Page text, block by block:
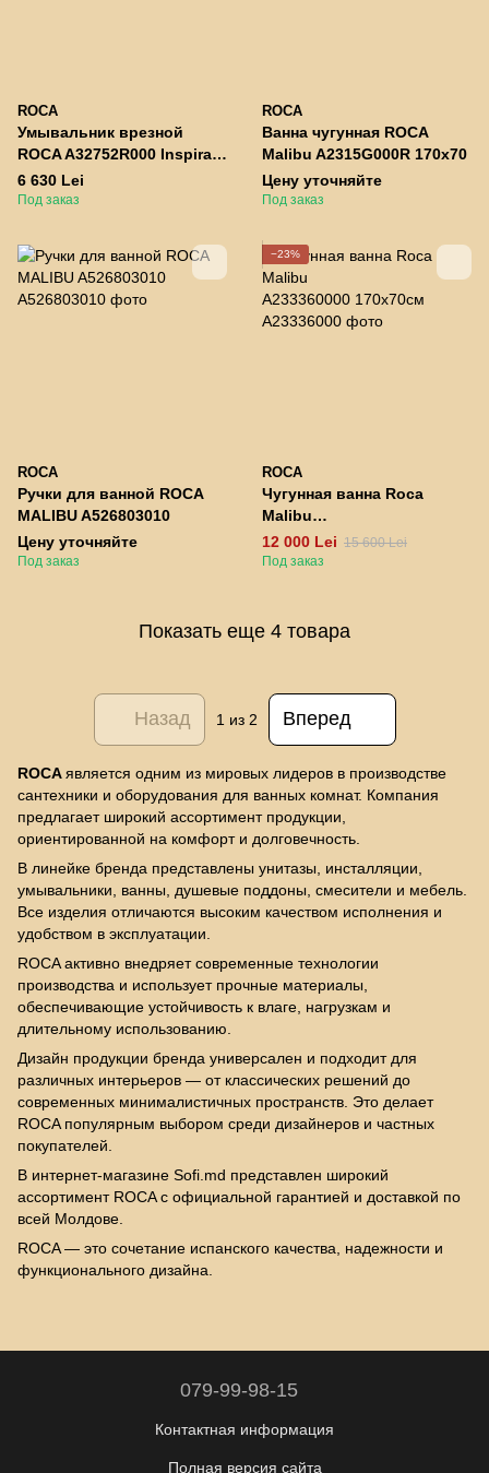
ROCA
Умывальник врезной
ROCA A32752R000 Inspira
Round белый 370x370
6 630 Lei
Под заказ
ROCA
Ванна чугунная ROCA
Malibu A2315G000R 170x70
Цену уточняйте
Под заказ
ROCA
​​​​​​​Ручки для ванной ROCA
MALIBU A526803010
Цену уточняйте
Под заказ
−23%
ROCA
Чугунная ванна Roca
Malibu
A233360000 170x70см
12 000 Lei 15 600 Lei
Под заказ
Показать еще 4 товара
Назад 1 из 2 Вперед
ROCAявляется одним из мировых лидеров в производстве
сантехники и оборудования для ванных комнат. Компания
предлагает широкий ассортимент продукции,
ориентированной на комфорт и долговечность.
В линейке бренда представлены унитазы, инсталляции,
умывальники, ванны, душевые поддоны, смесители и мебель.
Все изделия отличаются высоким качеством исполнения и
удобством в эксплуатации.
ROCA активно внедряет современные технологии
производства и использует прочные материалы,
обеспечивающие устойчивость к влаге, нагрузкам и
длительному использованию.
Дизайн продукции бренда универсален и подходит для
различных интерьеров — от классических решений до
современных минималистичных пространств. Это делает
ROCA популярным выбором среди дизайнеров и частных
покупателей.
В интернет-магазине Sofi.md представлен широкий
ассортимент ROCA с официальной гарантией и доставкой по
всей Молдове.
ROCA — это сочетание испанского качества, надежности и
функционального дизайна.
079-99-98-15
Контактная информация
Полная версия сайта